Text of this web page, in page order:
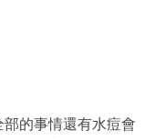
的事情還有水痘會